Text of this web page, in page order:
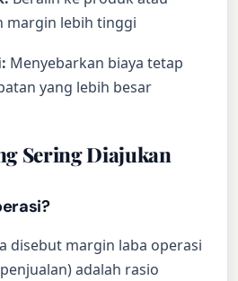
margin lebih tinggi
Menyebarkan biaya tetap
yang lebih besar
Sering Diajukan
disebut margin laba operasi
adalah rasio